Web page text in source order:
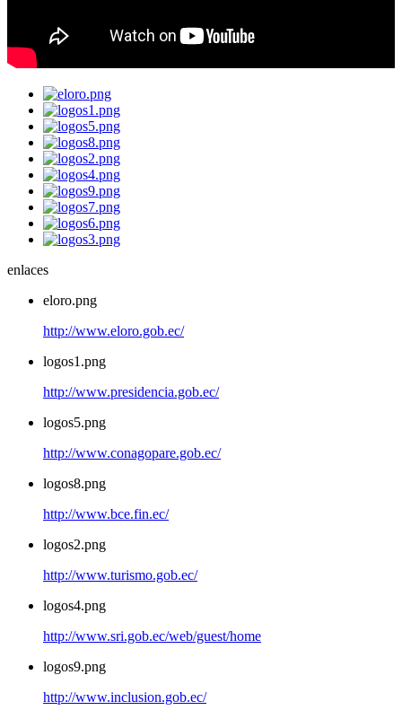
enlaces
eloro.png
http://www.eloro.gob.ec/
logos1.png
http://www.presidencia.gob.ec/
logos5.png
http://www.conagopare.gob.ec/
logos8.png
http://www.bce.fin.ec/
logos2.png
http://www.turismo.gob.ec/
logos4.png
http://www.sri.gob.ec/web/guest/home
logos9.png
http://www.inclusion.gob.ec/